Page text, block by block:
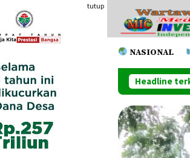
konten
tutup
NASIONAL
Headline
Beberapa Toko Lainnya Ludes Dilahap